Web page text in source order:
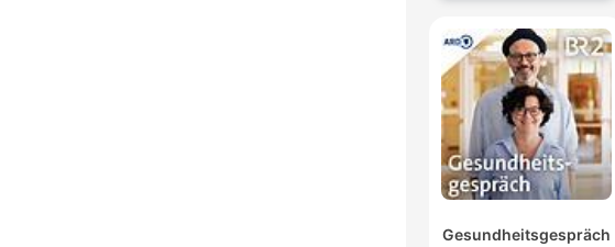
Gesundheitsgespräch